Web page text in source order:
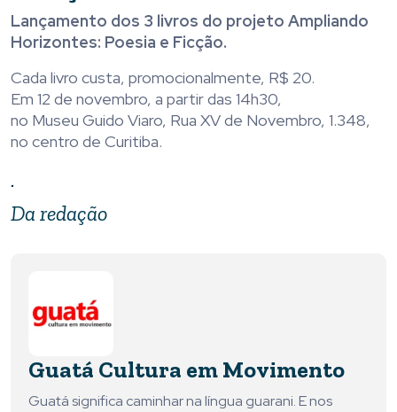
Lançamento dos 3 livros do projeto Ampliando
Horizontes: Poesia e Ficção.
Cada livro custa, promocionalmente, R$ 20.
Em 12 de novembro, a partir das 14h30,
no Museu Guido Viaro, Rua XV de Novembro, 1.348,
no centro de Curitiba.
.
Da redação
Guatá Cultura em Movimento
Guatá significa caminhar na língua guarani. E nos